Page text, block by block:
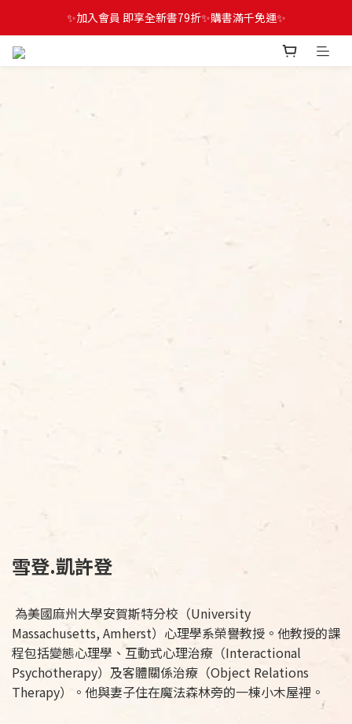
✨加入會員 即享全新書79折✨購書滿千免運✨
雪登.凱許登
為美國麻州大學安賀斯特分校（University
Massachusetts, Amherst）心理學系榮譽教授。他教授的課
程包括變態心理學、互動式心理治療（Interactional
Psychotherapy）及客體關係治療（Object Relations
Therapy）。他與妻子住在魔法森林旁的一棟小木屋裡。